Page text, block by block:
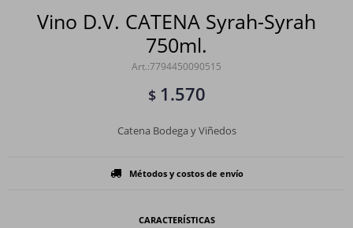
Vino D.V. CATENA Syrah-Syrah
750ml.
7794450090515
$ 1.570
Catena Bodega y Viñedos
Métodos y costos de envío
CARACTERÍSTICAS